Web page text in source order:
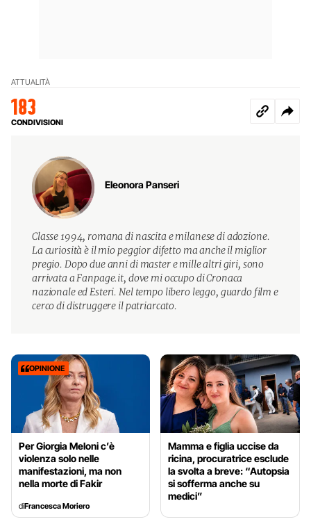
ATTUALITÀ
183
CONDIVISIONI
Eleonora Panseri
Classe 1994, romana di nascita e milanese di adozione.
La curiosità è il mio peggior difetto ma anche il miglior
pregio. Dopo due anni di master e mille altri giri, sono
arrivata a Fanpage.it, dove mi occupo di Cronaca
nazionale ed Esteri. Nel tempo libero leggo, guardo film e
cerco di distruggere il patriarcato.
OPINIONE
Per Giorgia Meloni c’è
violenza solo nelle
manifestazioni, ma non
nella morte di Fakir
diFrancesca Moriero
Mamma e figlia uccise da
ricina, procuratrice esclude
la svolta a breve: “Autopsia
si sofferma anche su
medici”